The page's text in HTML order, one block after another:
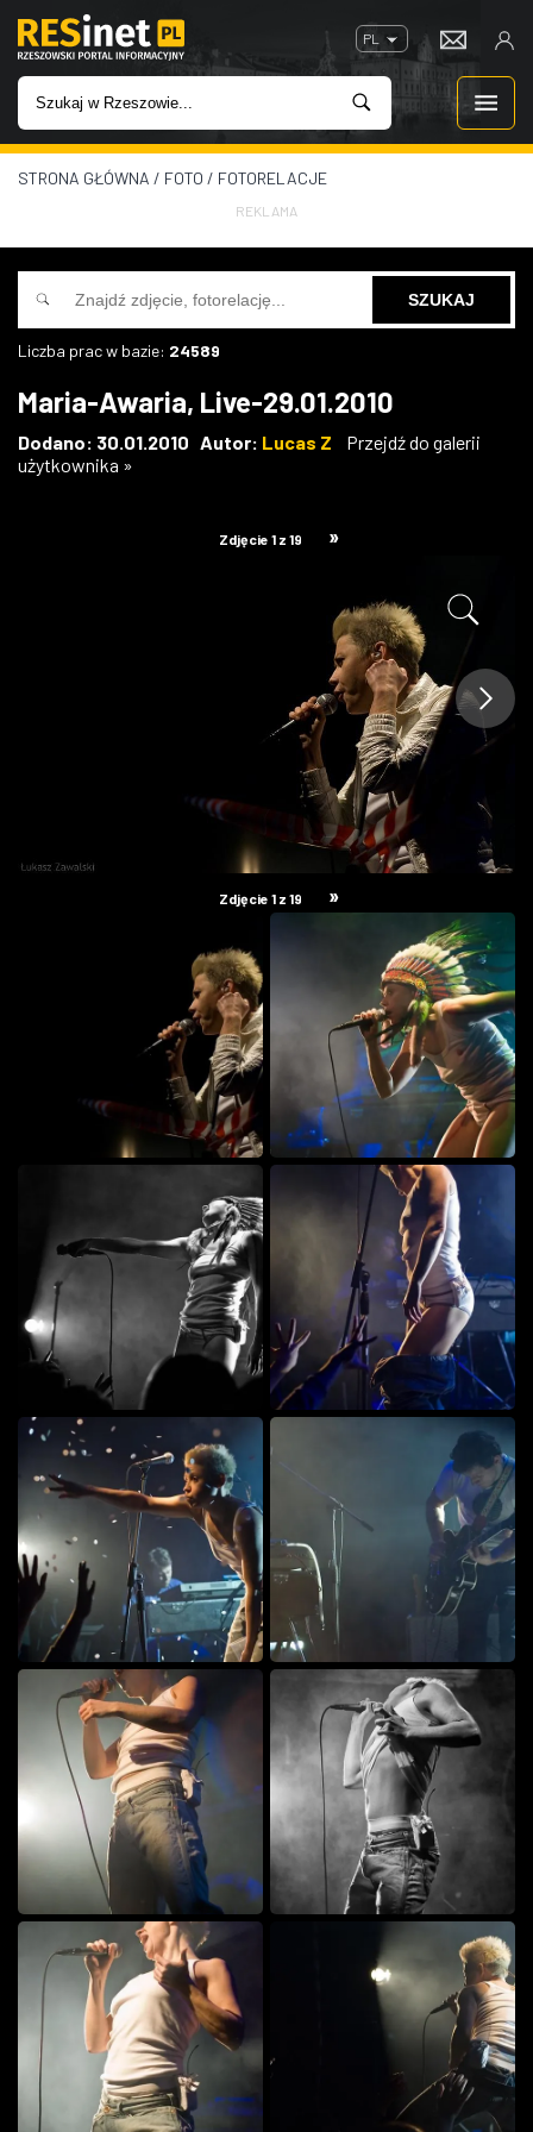
PL
WIADOMOŚCI
INWESTYCJE
IMPREZY
W KINACH
STRONA GŁÓWNA / FOTO / FOTORELACJE
REKLAMA
Liczba prac w bazie: 24589
Maria-Awaria, Live-29.01.2010
Dodano: 30.01.2010 Autor: Lucas Z
Przejdź do galerii
użytkownika »
Zdjęcie 1 z 19 »
Zdjęcie 1 z 19 »